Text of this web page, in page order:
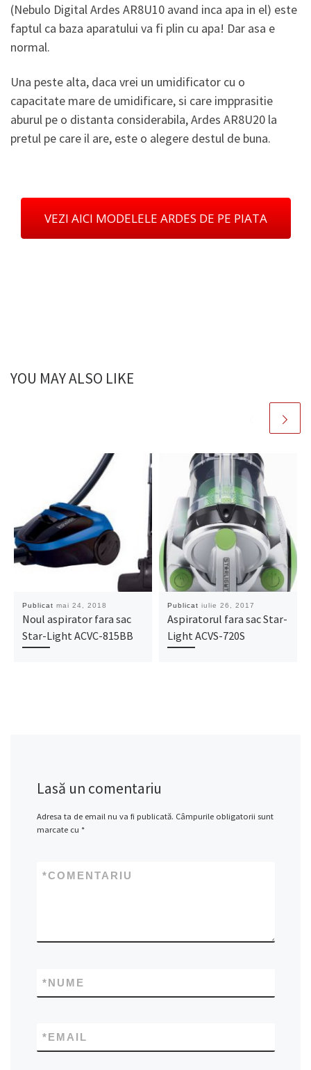
(Nebulo Digital Ardes AR8U10 avand inca apa in el) este
faptul ca baza aparatului va fi plin cu apa! Dar asa e
normal.
Una peste alta, daca vrei un umidificator cu o
capacitate mare de umidificare, si care impprasitie
aburul pe o distanta considerabila, Ardes AR8U20 la
pretul pe care il are, este o alegere destul de buna.
VEZI AICI MODELELE ARDES DE PE PIATA
YOU MAY ALSO LIKE
Publicat mai 24, 2018
Noul aspirator fara sac
Star-Light ACVC-815BB
Publicat iulie 26, 2017
Aspiratorul fara sac Star-
Light ACVS-720S
Lasă un comentariu
Adresa ta de email nu va fi publicată. Câmpurile obligatorii sunt
marcate cu *
COMENTARIU
*
NUME
*
EMAIL
*